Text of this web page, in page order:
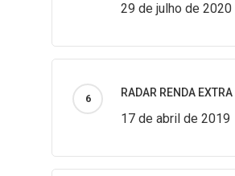
29 de julho de 2020
RADAR RENDA EXTRA
17 de abril de 2019